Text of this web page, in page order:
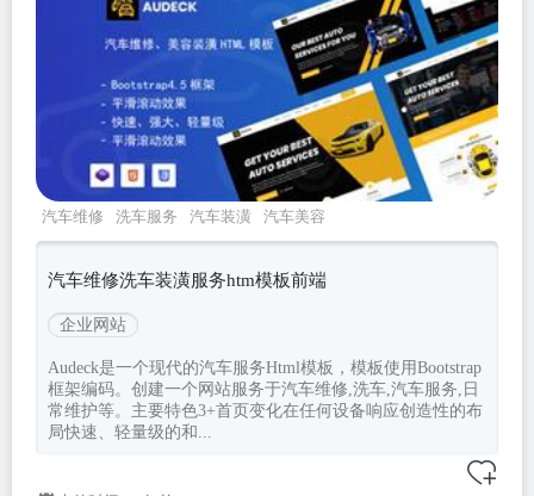
汽车维修 洗车服务 汽车装潢
汽车美容
bootstrap45
汽车维修洗车装潢服务htm模板前端
企业网站
Audeck是一个现代的汽车服务Html模板，模板使用Bootstrap
框架编码。创建一个网站服务于汽车维修,洗车,汽车服务,日
常维护等。主要特色3+首页变化在任何设备响应创造性的布
局快速、轻量级的和...